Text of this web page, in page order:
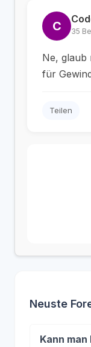
C 35
Ne, glaub
für
Teilen
Neuste
Kann